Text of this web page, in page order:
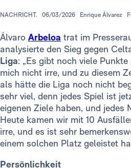
NACHRICHT. 06/03/2026 Enrique Álvarez
Álvaro Arbeloa trat im
analysierte den Sieg gegen
Liga: „Es gibt noch viele
mich nicht irre, und zu diesem
als hätte die Liga noch nicht
sehr viel, denn jedes Spiel ist
eigenen Ziele haben, und jedes
Heute kamen wir mit 10
irre, und es ist sehr
einem solchen Platz geleistet
Persönlichkeit